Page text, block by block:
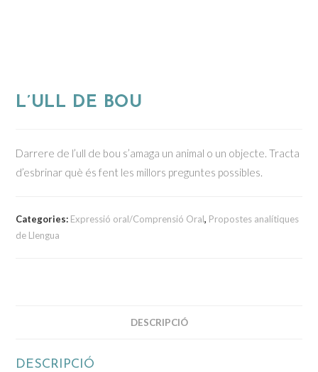
L’ULL DE BOU
Darrere de l’ull de bou s’amaga un animal o un objecte. Tracta
d’esbrinar què és fent les millors preguntes possibles.
Categories: Expressió oral/Comprensió Oral, Propostes analítiques
de Llengua
DESCRIPCIÓ
DESCRIPCIÓ